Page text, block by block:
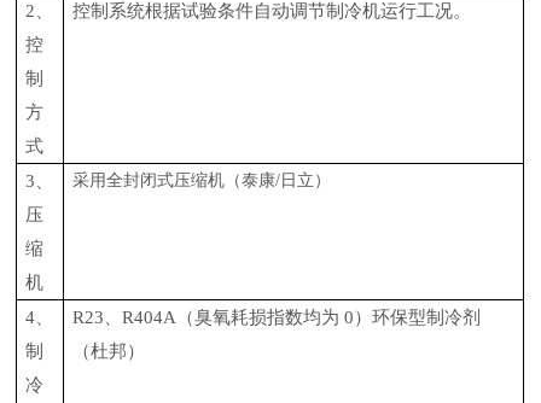
2、
控
制
方
式
控制系统根据试验条件自动调节制冷机运行工况。
3、
压
缩
机
采用全封闭式压缩机（泰康/日立）
4、
制
冷
R23、R404A（臭氧耗损指数均为 0）环保型制冷剂
（杜邦）